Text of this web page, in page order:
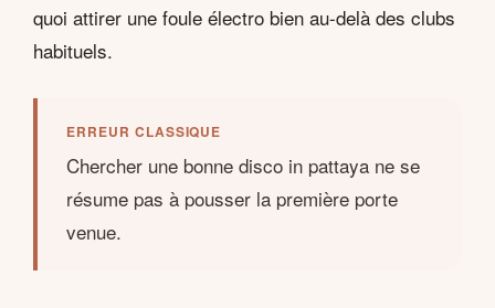
quoi attirer une foule électro bien au-delà des clubs
habituels.
ERREUR CLASSIQUE
Chercher une bonne disco in pattaya ne se
résume pas à pousser la première porte
venue.